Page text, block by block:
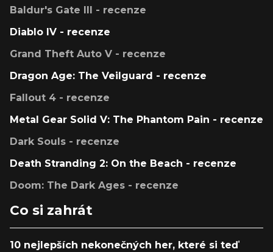
Baldur's Gate III - recenze
Diablo IV - recenze
Grand Theft Auto V - recenze
Dragon Age: The Veilguard - recenze
Fallout 4 - recenze
Metal Gear Solid V: The Phantom Pain - recenze
Dark Souls - recenze
Death Stranding 2: On the Beach - recenze
Doom: The Dark Ages - recenze
Co si zahrát
10 nejlepších nekonečných her, které si teď